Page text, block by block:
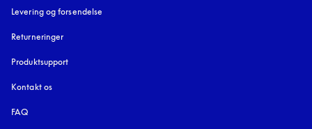
Levering og forsendelse
Returneringer
Produktsupport
Kontakt os
FAQ